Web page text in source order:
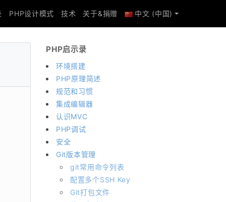
PHP设计模式 技术 关于&捐赠 中文 (中国)
PHP启示录
环境搭建
PHP原理简述
规范和习惯
集成编辑器
认识MVC
PHP调试
安全
Git版本管理
git常用命令列表
配置多个SSH Key
Git打包文件